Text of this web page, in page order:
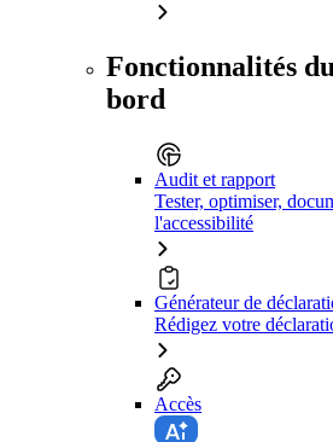
Fonctionnalités
bord
Audit et rapport
Tester, optimiser,
l'accessibilité
Générateur de
Rédigez votre
Accès